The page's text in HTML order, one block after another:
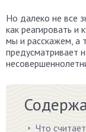
Но далеко не все
как реагировать и
мы и расскажем, а
предусматривает
Что